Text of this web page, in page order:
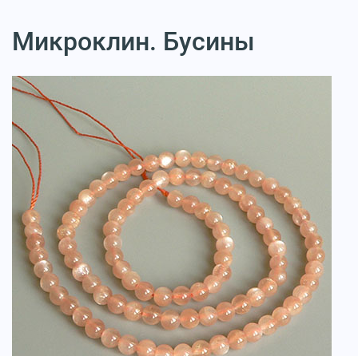
Микроклин. Бусины